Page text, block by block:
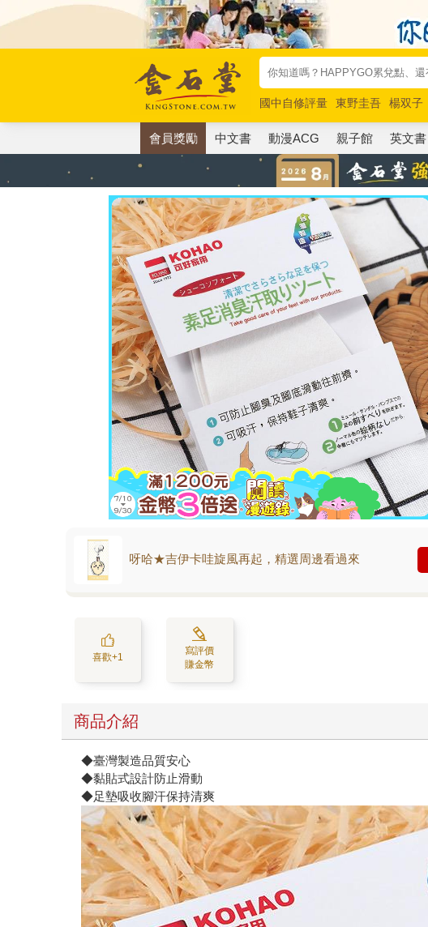
國中自修評量 東野圭吾 楊双子
唯紅花綻放
奧德賽 路邊攤新作
會員獎勵 中文書 動漫ACG 親子館 英文書
呀哈★吉伊卡哇旋風再起，精選周邊看過來
喜歡+1
寫評價
賺金幣
商品介紹
◆臺灣製造品質安心
◆黏貼式設計防止滑動
◆足墊吸收腳汗保持清爽